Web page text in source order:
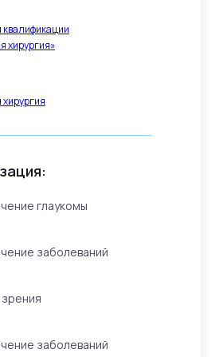
глаукомы
заболеваний
заболеваний
квалификации
хирургия»